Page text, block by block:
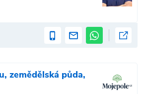
zemědělská půda,